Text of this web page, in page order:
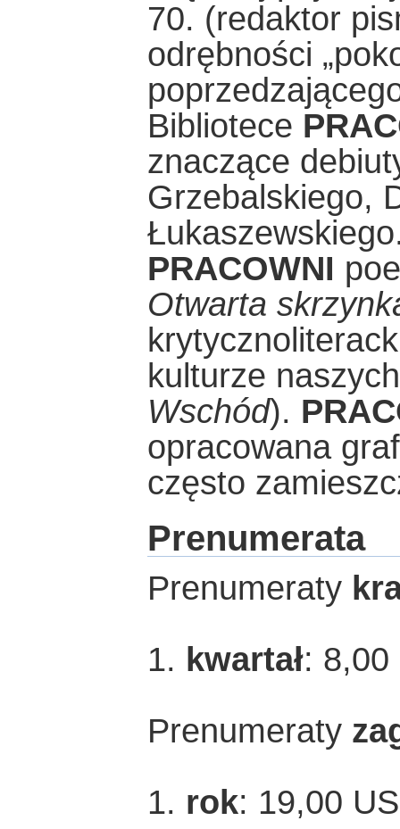
70. (redaktor
odrębności
Bibliotece
znaczące
Grzebalskiego,
PRACOWNI
Otwarta
kulturze
Wschód).
opracowana
często
Prenumerata
Prenumeraty
1. kwartał: 8,00
Prenumeraty
1. rok: 19,00